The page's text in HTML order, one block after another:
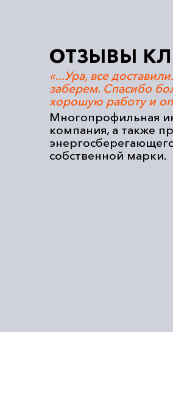
ОТЗЫВЫ
«...Ура, все
заберем. Спасибо
хорошую работу и
Многопрофильная
компания, а также
собственной марки.